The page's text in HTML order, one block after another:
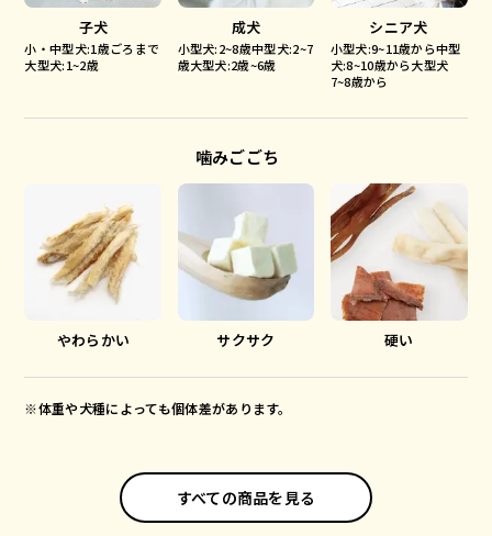
子犬
小・中型犬:1歳ごろまで
大型犬:1~2歳
成犬
小型犬:2~8歳中型犬:2~7
歳大型犬:2歳~6歳
シニア犬
小型犬:9~11歳から中型
犬:8~10歳から大型犬
7~8歳から
噛みごごち
やわらかい サクサク 硬い
※体重や犬種によっても個体差があります。
すべての商品を見る